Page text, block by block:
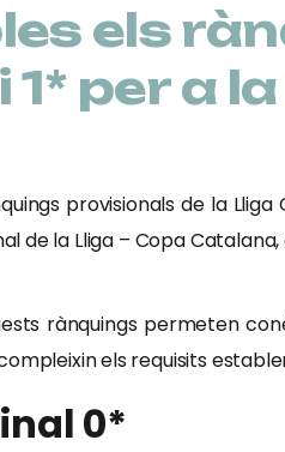
els
per a
provisionals de la
la Lliga – Copa Catalana,
rànquings permeten
els requisits
0*